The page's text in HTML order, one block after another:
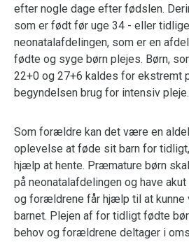
efter nogle dage efter fødslen.
som er født før uge 34 - eller
neonatalafdelingen, som er en
fødte og syge børn plejes. Børn,
22+0 og 27+6 kaldes for ekstremt
begyndelsen brug for intensiv pleje.
Som forældre kan det være en
oplevelse at føde sit barn for
hjælp at hente. Præmature børn
på neonatalafdelingen og have
og forældrene får hjælp til at
barnet. Plejen af for tidligt fødte
behov og forældrene deltager i